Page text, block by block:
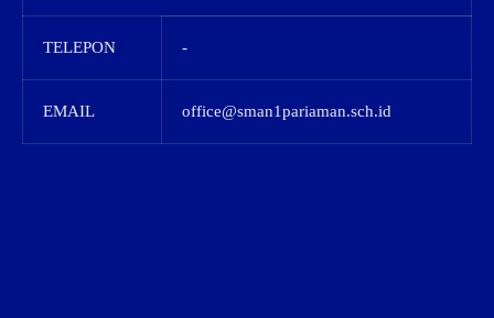
TELEPON -
EMAIL office@sman1pariaman.sch.id